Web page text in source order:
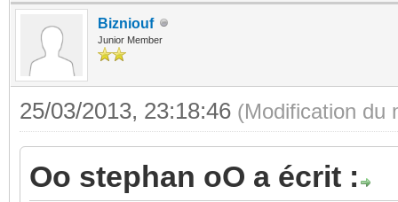
Bizniouf
Junior Member
25/03/2013, 23:18:46 (Modification du
Oo stephan oO a écrit :